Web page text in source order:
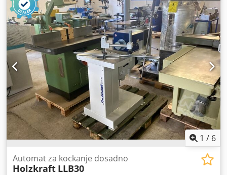
1 / 6
Automat za kockanje dosadno
Holzkraft LLB30